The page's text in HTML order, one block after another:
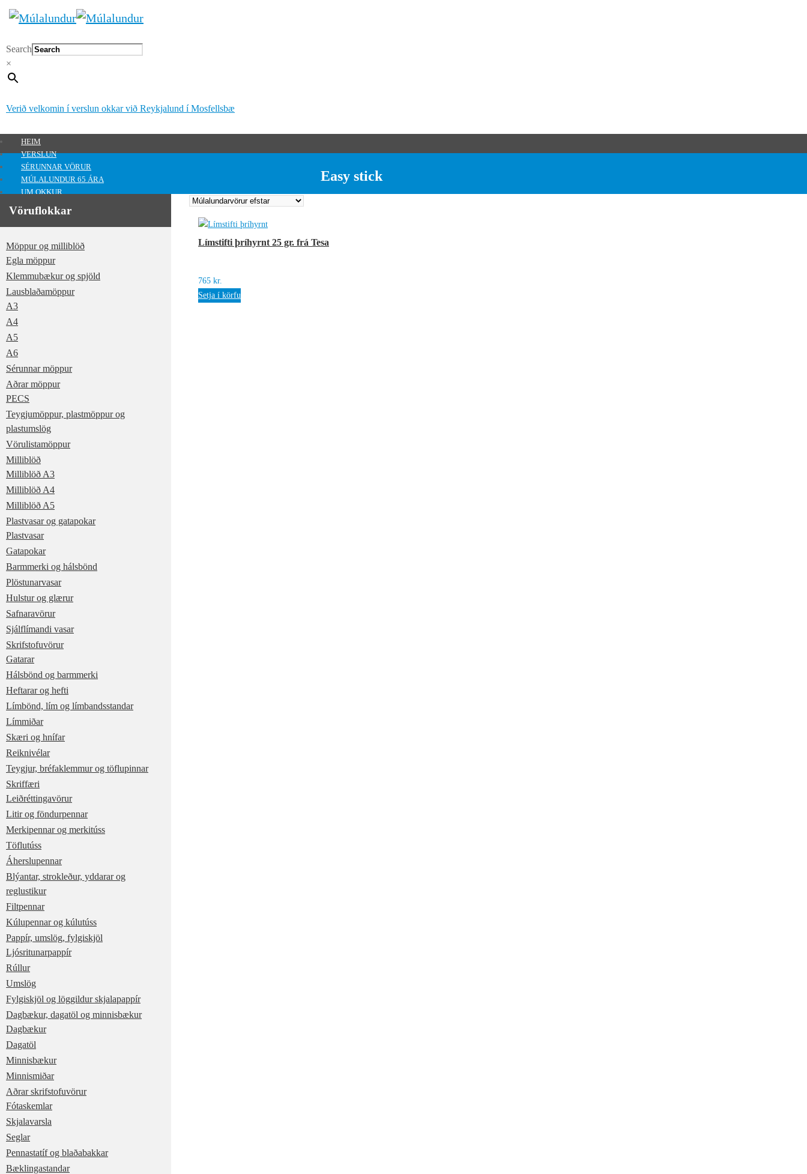
Search
×
Verið velkomin í verslun okkar við Reykjalund í Mosfellsbæ
HEIM
VERSLUN
SÉRUNNAR VÖRUR
MÚLALUNDUR 65 ÁRA
UM OKKUR
HAFA SAMBAND
MITT SVÆÐI
0kr.
Easy stick
Límstifti þríhyrnt 25 gr. frá Tesa
765 kr.
Setja í körfu
Vöruflokkar
Möppur og milliblöð
Egla möppur
Klemmubækur og spjöld
Lausblaðamöppur
A3
A4
A5
A6
Sérunnar möppur
Aðrar möppur
PECS
Teygjumöppur, plastmöppur og
plastumslög
Vörulistamöppur
Milliblöð
Milliblöð A3
Milliblöð A4
Milliblöð A5
Plastvasar og gatapokar
Plastvasar
Gatapokar
Barmmerki og hálsbönd
Plöstunarvasar
Hulstur og glærur
Safnaravörur
Sjálflímandi vasar
Skrifstofuvörur
Gatarar
Hálsbönd og barmmerki
Heftarar og hefti
Límbönd, lím og límbandsstandar
Límmiðar
Skæri og hnífar
Reiknivélar
Teygjur, bréfaklemmur og töflupinnar
Skriffæri
Leiðréttingavörur
Litir og föndurpennar
Merkipennar og merkitúss
Töflutúss
Áherslupennar
Blýantar, strokleður, yddarar og
reglustikur
Filtpennar
Kúlupennar og kúlutúss
Pappír, umslög, fylgiskjöl
Ljósritunarpappír
Rúllur
Umslög
Fylgiskjöl og löggildur skjalapappír
Dagbækur, dagatöl og minnisbækur
Dagbækur
Dagatöl
Minnisbækur
Minnismiðar
Aðrar skrifstofuvörur
Fótaskemlar
Skjalavarsla
Seglar
Pennastatíf og blaðabakkar
Bæklingastandar